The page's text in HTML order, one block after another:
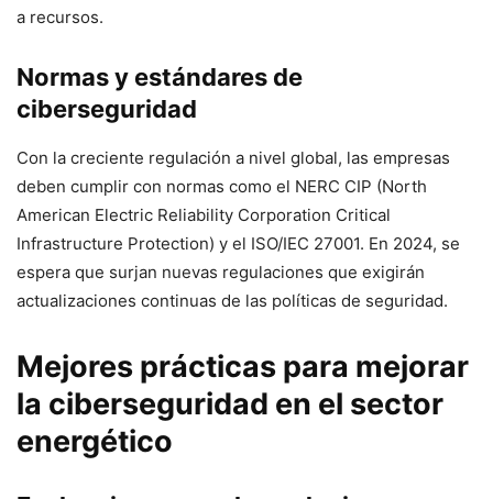
a recursos.
Normas y estándares de
ciberseguridad
Con la creciente regulación a nivel global, las empresas
deben cumplir con normas como el NERC CIP (North
American Electric Reliability Corporation Critical
Infrastructure Protection) y el ISO/IEC 27001. En 2024, se
espera que surjan nuevas regulaciones que exigirán
actualizaciones continuas de las políticas de seguridad.
Mejores prácticas para mejorar
la ciberseguridad en el sector
energético